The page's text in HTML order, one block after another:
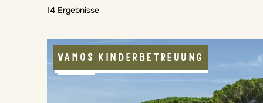
14 Ergebnisse
VAMOS KINDERBETREUUNG
VAMOS JUGENDPROGRAMM
POOL